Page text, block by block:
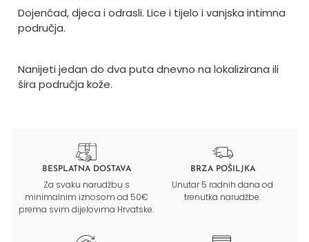
Dojenčad, djeca i odrasli. Lice i tijelo i vanjska intimna
područja.
Nanijeti jedan do dva puta dnevno na lokalizirana ili
šira područja kože.
BESPLATNA DOSTAVA
Za svaku narudžbu s
minimalnim iznosom od 50€
prema svim dijelovima Hrvatske.
BRZA POŠILJKA
Unutar 5 radnih dana od
trenutka narudžbe.